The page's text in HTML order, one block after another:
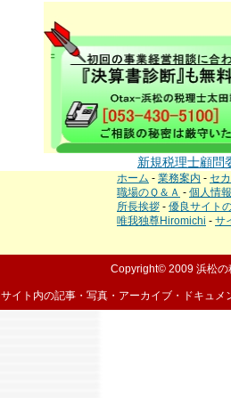
新規税理士顧問
ホーム - 業務案内 - セ
職場のＱ＆Ａ - 個人情
所長挨拶 - 優良サイト
唯我独尊Hiromichi - サ
Copyright© 2009 浜松の
サイト内の記事・写真・アーカイブ・ドキュ